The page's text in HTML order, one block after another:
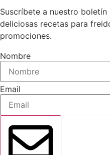
Suscríbete a nuestro
deliciosas recetas para
promociones.
Nombre
Email